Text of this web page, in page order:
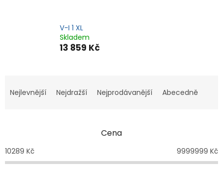
V-I 1 XL
Skladem
13 859 Kč
a
p
r
Nejlevnější Nejdražší Nejprodávanější Abecedně
Cena
10289 Kč 9999999 Kč